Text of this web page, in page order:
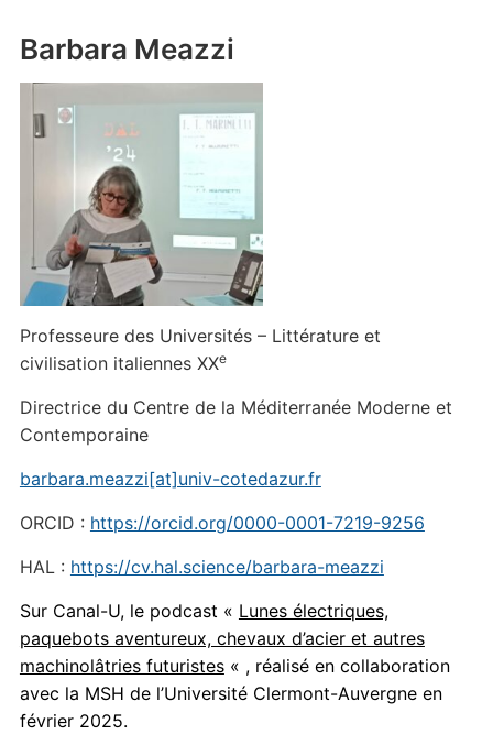
Barbara Meazzi
Professeure des Universités – Littérature et
civilisation italiennes XXe
Directrice du Centre de la Méditerranée Moderne et
Contemporaine
barbara.meazzi[at]univ-cotedazur.fr
ORCID : https://orcid.org/0000-0001-7219-9256
HAL : https://cv.hal.science/barbara-meazzi
Sur Canal-U, le podcast « Lunes électriques,
paquebots aventureux, chevaux d’acier et autres
machinolâtries futuristes« , réalisé en collaboration
avec la MSH de l’Université Clermont-Auvergne en
février 2025.